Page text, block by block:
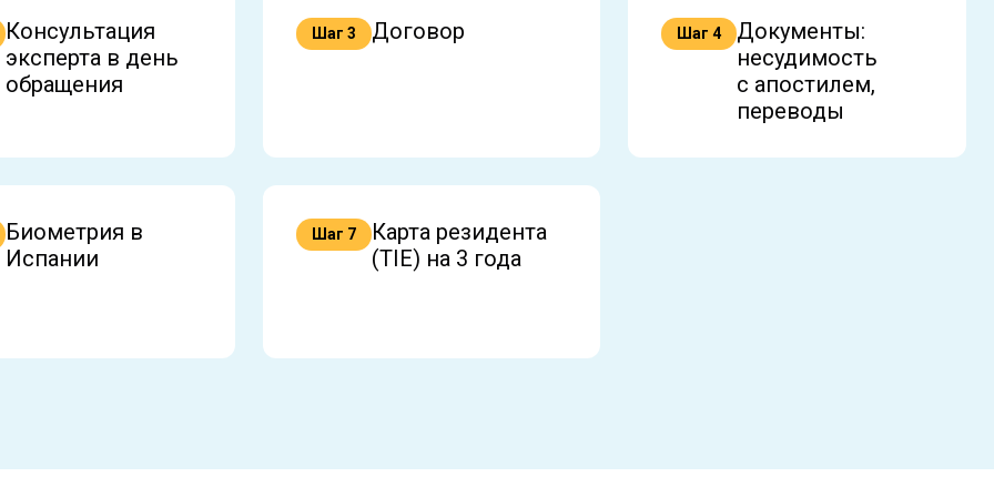
Консультация
эксперта в день
обращения
Шаг 3 Договор Шаг 4
Документы:
несудимость
с апостилем,
переводы
Биометрия в
Испании
Шаг 7
Карта резидента
(TIE) на 3 года